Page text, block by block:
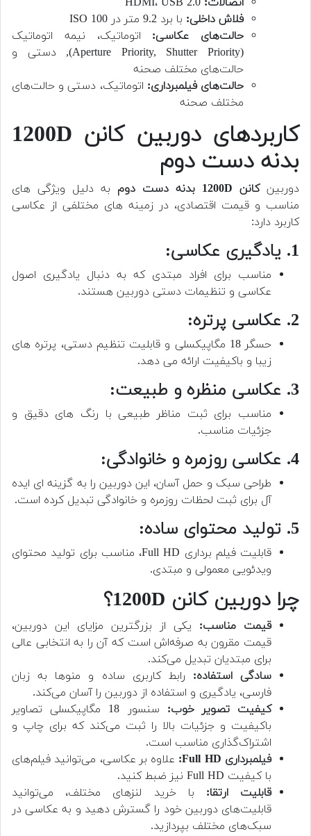
فلاش داخلی: با برد 9.2 متر در ISO 100
حالت‌های عکاسی: اتوماتیک، نیمه اتوماتیک
(Aperture Priority, Shutter Priority), دستی و
حالت‌های مختلف صحنه
حالت‌های فیلمبرداری: اتوماتیک، دستی و حالت‌های
مختلف صحنه
کاربردهای دوربین کانن 1200D
بدنه دست دوم
دوربینکانن 1200D بدنه دست دوم
به دلیل ویژگی های
مناسب و قیمت اقتصادی، در زمینه های مختلفی از عکاسی
کاربرد دارد:
1. یادگیری عکاسی:
مناسب برای افراد مبتدی که به دنبال یادگیری اصول
عکاسی و تنظیمات دستی دوربین هستند.
2. عکاسی پرتره:
حسگر 18 مگاپیکسلی و قابلیت تنظیم دستی، پرتره های
زیبا و باکیفیت ارائه می دهد.
3. عکاسی منظره و طبیعت:
مناسب برای ثبت مناظر طبیعی با رنگ های دقیق و
جزئیات مناسب.
4. عکاسی روزمره و خانوادگی:
طراحی سبک و حمل آسان، این دوربین را به گزینه ای ایده
آل برای ثبت لحظات روزمره و خانوادگی تبدیل کرده است.
5. تولید محتوای ساده:
قابلیت فیلم برداری Full HD، مناسب برای تولید محتوای
ویدئویی معمولی و مبتدی.
چرا دوربین کانن 1200D؟
قیمت مناسب: یکی از بزرگترین مزایای این دوربین،
قیمت مقرون به صرفه‌اش است که آن را به انتخابی عالی
برای مبتدیان تبدیل می‌کند.
سادگی استفاده: رابط کاربری ساده و منوها به زبان
فارسی، یادگیری و استفاده از دوربین را آسان می‌کند.
کیفیت تصویر خوب:
سنسور 18 مگاپیکسلی تصاویر
باکیفیت و جزئیات بالا را ثبت می‌کند که برای چاپ و
اشتراک‌گذاری مناسب است.
فیلمبرداری Full HD:
علاوه بر عکاسی، می‌توانید فیلم‌های
با کیفیت Full HD نیز ضبط کنید.
قابلیت ارتقا: با خرید لنزهای مختلف، می‌توانید
قابلیت‌های دوربین خود را گسترش دهید و به عکاسی در
سبک‌های مختلف بپردازید.